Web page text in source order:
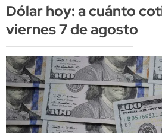
Dólar hoy: a cuánto
viernes 7 de agosto